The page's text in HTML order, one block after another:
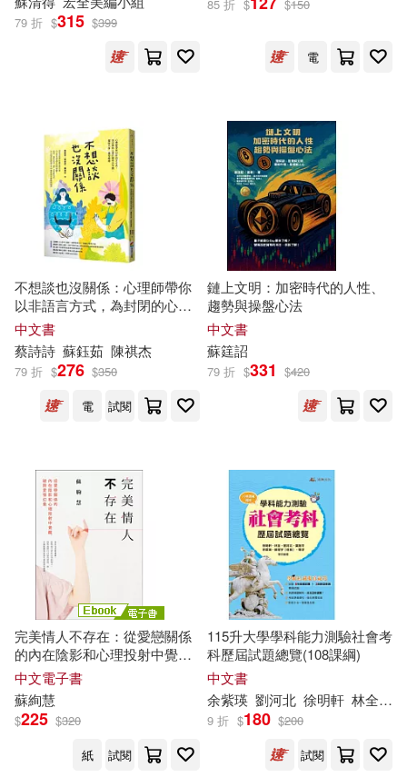
電子票證(214)
寵物生活(442)
玲廊滿藝(181) 故宮精品(3)
電子書閱讀器(3)
電子書(5920) 有聲書(486)
李俊穎(90)
（蘇）維·比安基(83)
崔鍾雷（主編）(82)
朱嘉雯(81) 冬原パトラ(80)
蘇昭旭(79) 根華編輯部(78)
愛拼益智產品教育研發組(75)
（蘇）奧斯特洛夫斯基(75)
上海上影大耳朵圖圖影視傳媒有限
曾仕強(69) 世一編輯部(68)
龔勛(68) 林語堂(65)
Highlights(63)
幼福編輯部(62)
科學出版社(1153)
人民郵電出版社(1112)
東立(708)
化學工業出版社(681)
長鴻出版社(517)
外語教學與研究出版社(468)
時報出版(468) 慕客館(443)
社會科學文獻出版社(407)
交通部運輸研究所(389)
中信出版社(377)
中國建築工業出版社(367)
中國電力出版社(363)
青文(361)
配送方式 (可複選)
可海外宅配(62006)
可港澳店取(59992)
可新加坡店取(59428)
可菲律賓店取(60171)
本週上市新品(131)
電子書 (可複選)
適合手機平板閱讀(3266)
適合平板閱讀(2652)
免費電子書(87)
79 折 $315 $399
85 折 $ $150
電
不想談也沒關係：心理師帶你
以非語言方式，為封閉的心靈
打開些許空間，擺脫失落，獲
得療癒
中文書
蔡詩詩 蘇鈺茹 陳祺杰
79 折 $276 $350
電
試閱
鏈上文明：加密時代的人性、
趨勢與操盤心法
中文書
蘇筳詔
79 折 $331 $420
完美情人不存在：從愛戀關係
的內在陰影和心理投射中覺
醒，破除愛情幻覺 (電子書)
中文電子書
蘇絢慧
$225 $320
紙
試閱
115升大學學科能力測驗社會考
科歷屆試題總覽(108課綱)
中文書
余紫瑛 劉河北 徐明軒 林全 簡
9 折 $180 $200
試閱